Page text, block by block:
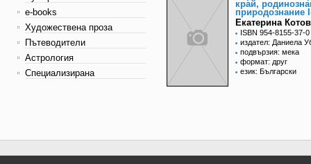
e-books
Художествена проза
Пътеводители
Астрология
Специализирана
край,
природознание
Екатерина
ISBN 954-8155-37-0
издател: Даниела
подвързия: мека
формат: друг
език: Български